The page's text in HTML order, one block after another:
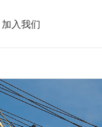
加入我们